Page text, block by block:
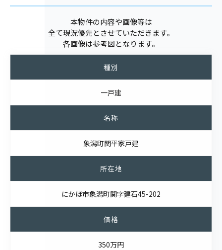
本物件の内容や画像等は
全て現況優先とさせていただきます。
各画像は参考図となります。
種別
一戸建
名称
象潟町関平家戸建
所在地
にかほ市象潟町関字建石45-202
価格
350万円